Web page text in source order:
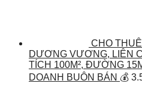
CHO
DƯƠNG VƯƠNG, LIÊN
TÍCH 100M², ĐƯỜNG
DOANH BUÔN BÁN 💰